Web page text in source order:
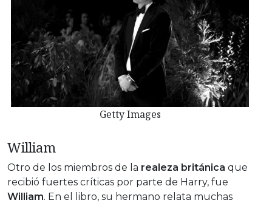
Getty Images
William
Otro de los miembros de la realeza británica que
recibió fuertes críticas por parte de Harry, fue
William. En el libro, su hermano relata muchas